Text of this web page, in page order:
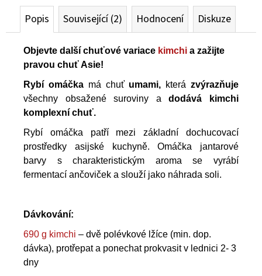
Popis Související (2) Hodnocení Diskuze
Objevte další chuťové variace kimchi a zažijte
pravou chuť Asie!
Rybí omáčkamá chuť umami, kterázvýrazňuje
všechny obsažené suroviny adodává kimchi
komplexní chuť.
Rybí omáčka patří mezi základní dochucovací
prostředky asijské kuchyně. Omáčka jantarové
barvy s charakteristickým aroma se vyrábí
fermentací ančoviček a slouží jako náhrada soli.
Dávkování:
690 g kimchi – dvě polévkové lžíce (min. dop.
dávka), protřepat a ponechat prokvasit v lednici 2- 3
dny
e
BBQ
EXTRAHOT
125